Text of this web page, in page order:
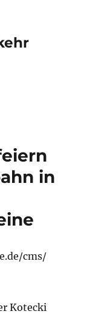
in
cms/
Kotecki